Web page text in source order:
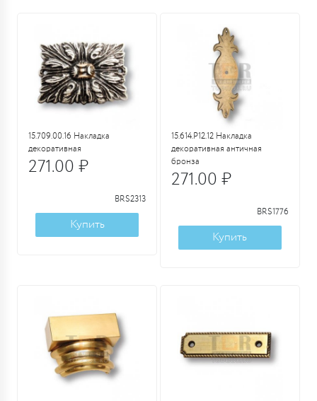
15.709.00.16 Накладка
декоративная
271.00 ₽
BRS2313
Купить
15.614.P12.12 Накладка
декоративная античная
бронза
271.00 ₽
BRS1776
Купить